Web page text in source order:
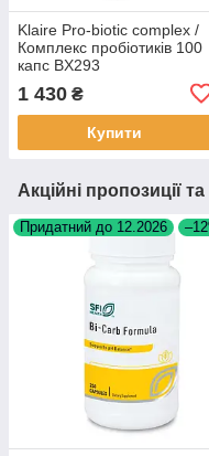
Klaire Pro-biotic complex /
Комплекс пробіотиків 100
капс BX293
1 430 ₴
Купити
Акційні пропозиції
Придатний до 12.2026